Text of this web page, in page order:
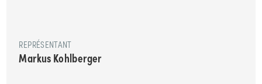
REPRÉSENTANT
Markus Kohlberger